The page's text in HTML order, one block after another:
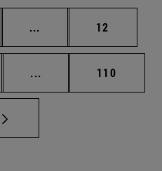
... Páginas intermedias
Página
12
... Páginas intermedias
Página
110